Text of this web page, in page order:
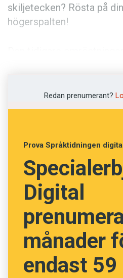
Podden
Anmäl till språkpolisen
Läs Språktidningen digitalt
skiljetecken? Rösta på
högerspalten!
kommer att överleva.
Redan prenumerant?
Prova Språktidningen
Digital
månader
endast 59